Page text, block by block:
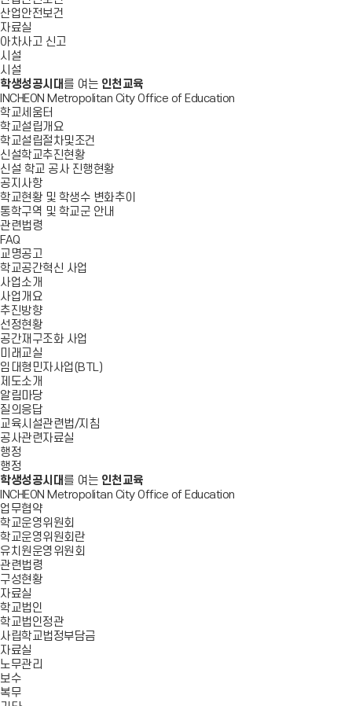
산업안전보건
자료실
아차사고 신고
시설
시설
학생성공시대 를 여는 인천교육
INCHEON Metropolitan City Office of Education
학교세움터
학교설립개요
학교설립절차및조건
신설학교추진현황
신설 학교 공사 진행현황
공지사항
학교현황 및 학생수 변화추이
통학구역 및 학교군 안내
관련법령
FAQ
교명공고
학교공간혁신 사업
사업소개
사업개요
추진방향
선정현황
공간재구조화 사업
미래교실
임대형민자사업(BTL)
제도소개
알림마당
질의응답
교육시설관련법/지침
공사관련자료실
행정
행정
학생성공시대 를 여는 인천교육
INCHEON Metropolitan City Office of Education
업무협약
학교운영위원회
학교운영위원회란
유치원운영위원회
관련법령
구성현황
자료실
학교법인
학교법인정관
사립학교법정부담금
자료실
노무관리
보수
복무